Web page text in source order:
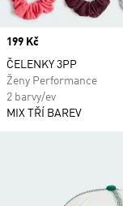
Price
199 Kč
ČELENKY 3PP
Ženy Performance
2 barvy/ev
MIX TŘÍ BAREV